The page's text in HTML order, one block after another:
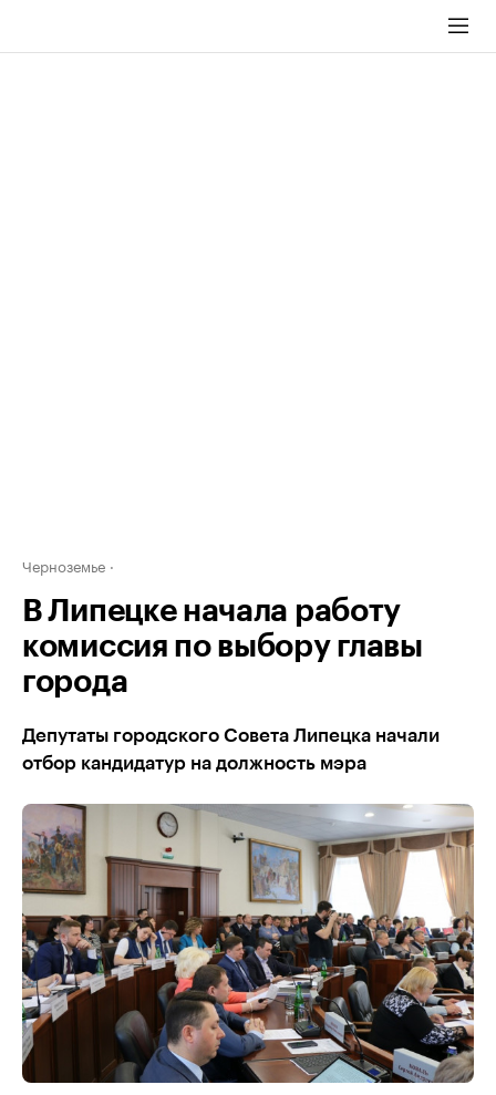
Черноземье
В Липецке начала работу
комиссия по выбору главы
города
Депутаты городского Совета Липецка начали
отбор кандидатур на должность мэра